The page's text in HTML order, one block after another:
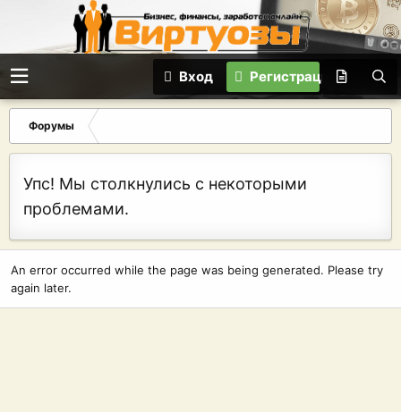
Вход Регистрация
Форумы
Упс! Мы столкнулись с некоторыми
проблемами.
An error occurred while the page was being generated. Please try
again later.